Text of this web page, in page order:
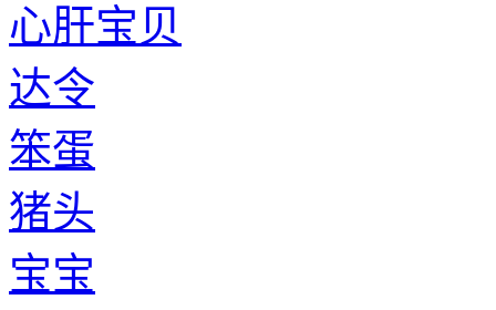
心肝宝贝
达令
笨蛋
猪头
宝宝